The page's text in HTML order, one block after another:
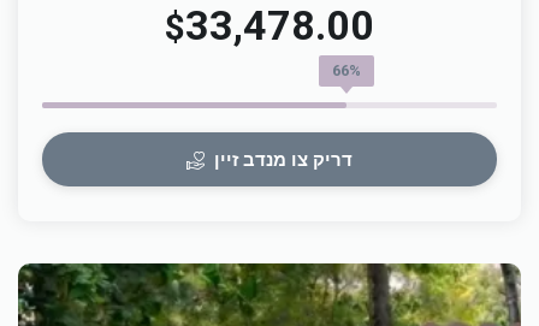
$33,478.00
66%
דריק צו מנדב זיין